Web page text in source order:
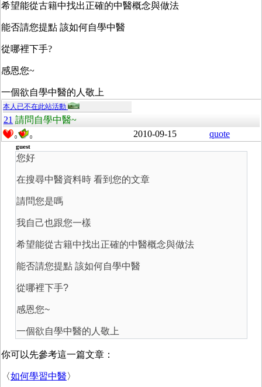
希望能從古籍中找出正確的中醫概念與做法
能否請您提點 該如何自學中醫
從哪裡下手?
感恩您~
一個欲自學中醫的人敬上
本人已不在此站活動
21 請問自學中醫~
0 0 2010-09-15 quote
guest
您好
在搜尋中醫資料時 看到您的文章
請問您是嗎
我自己也跟您一樣
希望能從古籍中找出正確的中醫概念與做法
能否請您提點 該如何自學中醫
從哪裡下手?
感恩您~
一個欲自學中醫的人敬上
你可以先參考這一篇文章：
〈如何學習中醫〉